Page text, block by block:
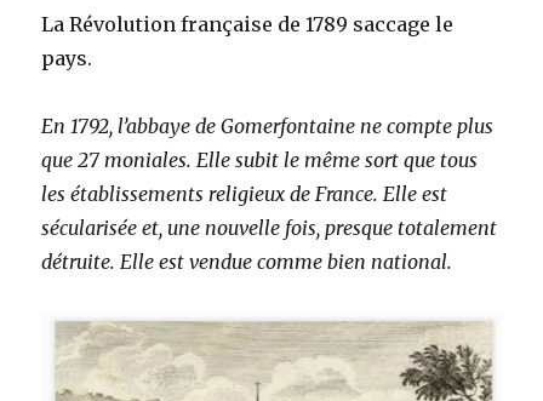
La Révolution française de 1789 saccage le
pays.
En 1792, l’abbaye de Gomerfontaine ne compte plus
que 27 moniales. Elle subit le même sort que tous
les établissements religieux de France. Elle est
sécularisée et, une nouvelle fois, presque totalement
détruite. Elle est vendue comme bien national.